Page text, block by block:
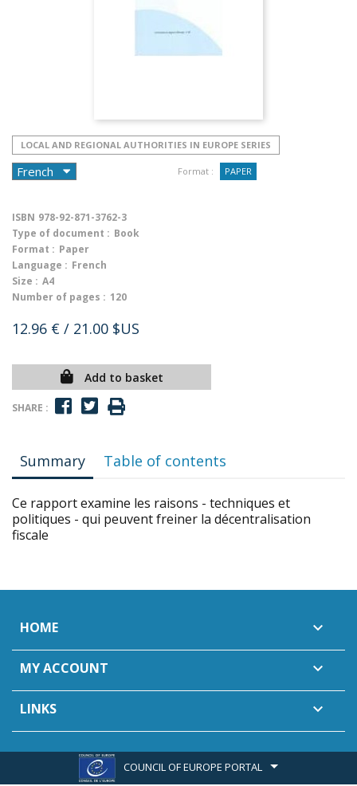
LOCAL AND REGIONAL AUTHORITIES IN EUROPE SERIES
Format : PAPER
ISBN 978-92-871-3762-3
Type of document : Book
Format : Paper
Language : French
Size : A4
Number of pages : 120
12.96 € / 21.00 $US
Add to basket
SHARE :
Summary Table of contents
Ce rapport examine les raisons - techniques et
politiques - qui peuvent freiner la décentralisation
fiscale
HOME 
MY ACCOUNT 
LINKS 
COUNCIL OF EUROPE PORTAL